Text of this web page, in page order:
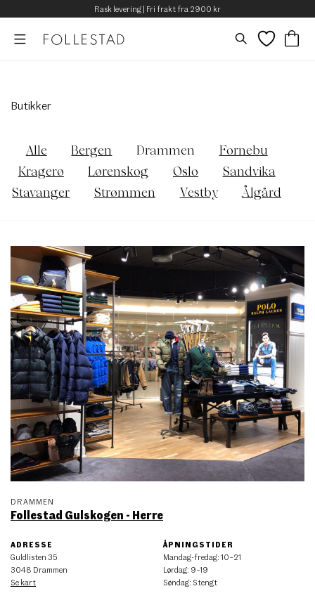
Rask levering | Fri frakt fra 2900 kr
Butikker
Alle Bergen Drammen
Fornebu
Kragerø
Lørenskog Oslo
Sandvika
Stavanger
Strømmen Vestby Ålgård
Butikker
DRAMMEN
Follestad Gulskogen - Herre
ADRESSE
Guldlisten 35
3048 Drammen
Se kart
ÅPNINGSTIDER
Mandag-fredag: 10–21
Lørdag: 9–19
Søndag: Stengt